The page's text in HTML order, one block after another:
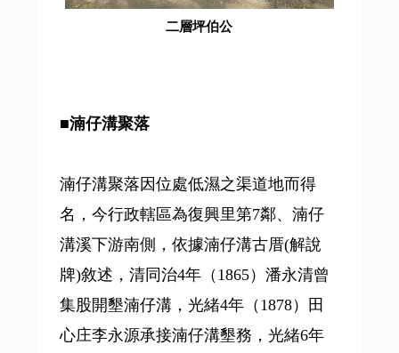
二層坪伯公
■湳仔溝聚落
湳仔溝聚落因位處低濕之渠道地而得
名，今行政轄區為復興里第7鄰、湳仔
溝溪下游南側，依據湳仔溝古厝(解說
牌)敘述，清同治4年（1865）潘永清曾
集股開墾湳仔溝，光緒4年（1878）田
心庄李永源承接湳仔溝墾務，光緒6年